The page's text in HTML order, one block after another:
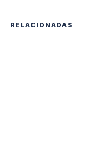
RELACIONADAS